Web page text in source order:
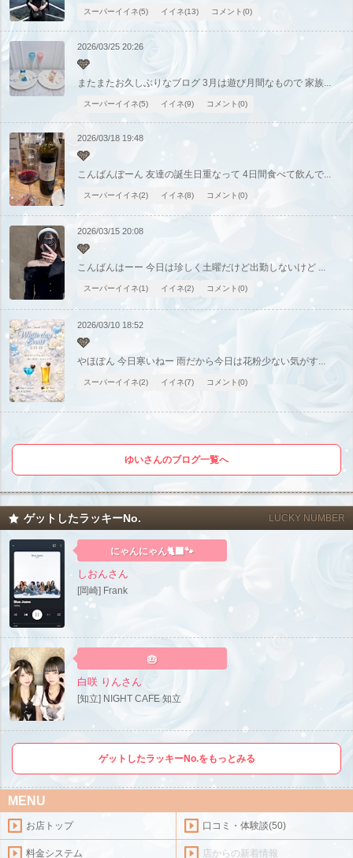
スーパーイイネ(5) イイネ(13) コメント(0)
2026/03/25 20:26
🩵
またまたお久しぶりなブログ 3月は遊び月間なもので 家族...
スーパーイイネ(5) イイネ(9) コメント(0)
2026/03/18 19:48
🩵
こんばんぽーん 友達の誕生日重なって 4日間食べて飲んで...
スーパーイイネ(2) イイネ(8) コメント(0)
2026/03/15 20:08
🩵
こんばんはーー 今日は珍しく土曜だけど出勤しないけど ...
スーパーイイネ(1) イイネ(2) コメント(0)
2026/03/10 18:52
🩵
やほぽん 今日寒いねー 雨だから今日は花粉少ない気がす...
スーパーイイネ(2) イイネ(7) コメント(0)
ゆいさんのブログ一覧へ
ゲットしたラッキーNo. LUCKY NUMBER
にゃんにゃん🐈‍⬛🐾
しおんさん
[岡崎] Frank
🎂
白咲 りんさん
[知立] NIGHT CAFE 知立
ゲットしたラッキーNo.をもっとみる
MENU
お店トップ 口コミ・体験談(50)
料金システム 店からの新着情報